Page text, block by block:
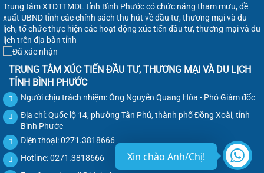
Trung tâm XTDTTMDL tỉnh Bình Phước có chức năng tham mưu, đề
xuất UBND tỉnh các chính sách thu hút về đầu tư, thương mại và du
lịch, tổ chức thực hiện các hoạt động xúc tiến đầu tư, thương mại và du
lịch trên địa bàn tỉnh
TRUNG TÂM XÚC TIẾN ĐẦU TƯ, THƯƠNG MẠI VÀ DU LỊCH
TỈNH BÌNH PHƯỚC
Người chịu trách nhiệm: Ông Nguyễn Quang Hòa - Phó Giám đốc
Địa chỉ: Quốc lộ 14, phường Tân Phú, thành phố Đồng Xoài, tỉnh
Bình Phước
Điện thoại: 0271.3818666
Hotline: 0271.3818666
Xin chào Anh/Chị!